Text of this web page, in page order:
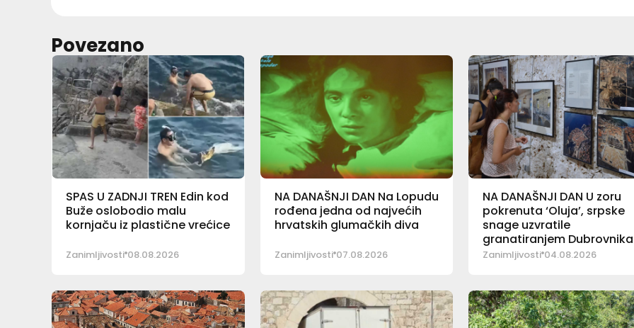
Povezano
SPAS U ZADNJI TREN Edin kod
Buže oslobodio malu
kornjaču iz plastične vrećice
Zanimljivosti 08.08.2026
NA DANAŠNJI DAN Na Lopudu
rođena jedna od najvećih
hrvatskih glumačkih diva
Zanimljivosti 07.08.2026
NA DANAŠNJI DAN U zoru
pokrenuta ‘Oluja’, srpske
snage uzvratile
granatiranjem Dubrovnika
Zanimljivosti 04.08.2026